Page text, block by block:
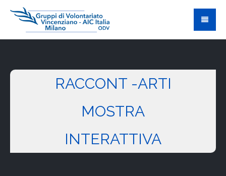
RACCONT -ARTI
MOSTRA
INTERATTIVA